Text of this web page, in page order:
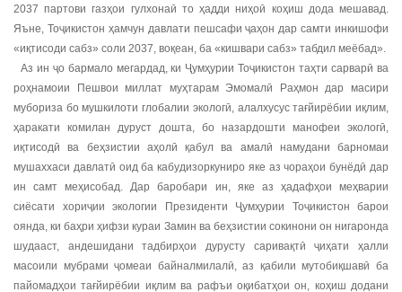
2037 партови газҳои гулхонаӣ то ҳадди ниҳоӣ коҳиш дода мешавад.
Яъне, Тоҷикистон ҳамчун давлати пешсафи ҷаҳон дар самти инкишофи
«иқтисоди сабз» соли 2037, воқеан, ба «кишвари сабз» табдил меёбад».
Аз ин ҷо бармало мегардад, ки Ҷумҳурии Тоҷикистон таҳти сарварӣ ва
роҳнамоии Пешвои миллат муҳтарам Эмомалӣ Раҳмон дар масири
мубориза бо мушкилоти глобалии экологӣ, алалхусус тағйирёбии иқлим,
ҳаракати комилан дуруст дошта, бо назардошти манофеи экологӣ,
иқтисодӣ ва беҳзистии аҳолӣ қабул ва амалӣ намудани барномаи
мушаххаси давлатӣ оид ба кабудизоркуниро яке аз чораҳои бунёдӣ дар
ин самт меҳисобад. Дар баробари ин, яке аз ҳадафҳои меҳварии
сиёсати хориҷии экологии Президенти Ҷумҳурии Тоҷикистон барои
оянда, ки баҳри ҳифзи кураи Замин ва беҳзистии сокинони он нигаронда
шудааст, андешидани тадбирҳои дурусту саривақтӣ ҷиҳати ҳалли
масоили мубрами ҷомеаи байналмилалӣ, аз қабили мутобиқшавӣ ба
пайомадҳои тағйирёбии иқлим ва рафъи оқибатҳои он, коҳиш додани